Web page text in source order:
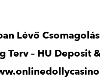
Lévő Csomagolás
Terv – HU Deposit